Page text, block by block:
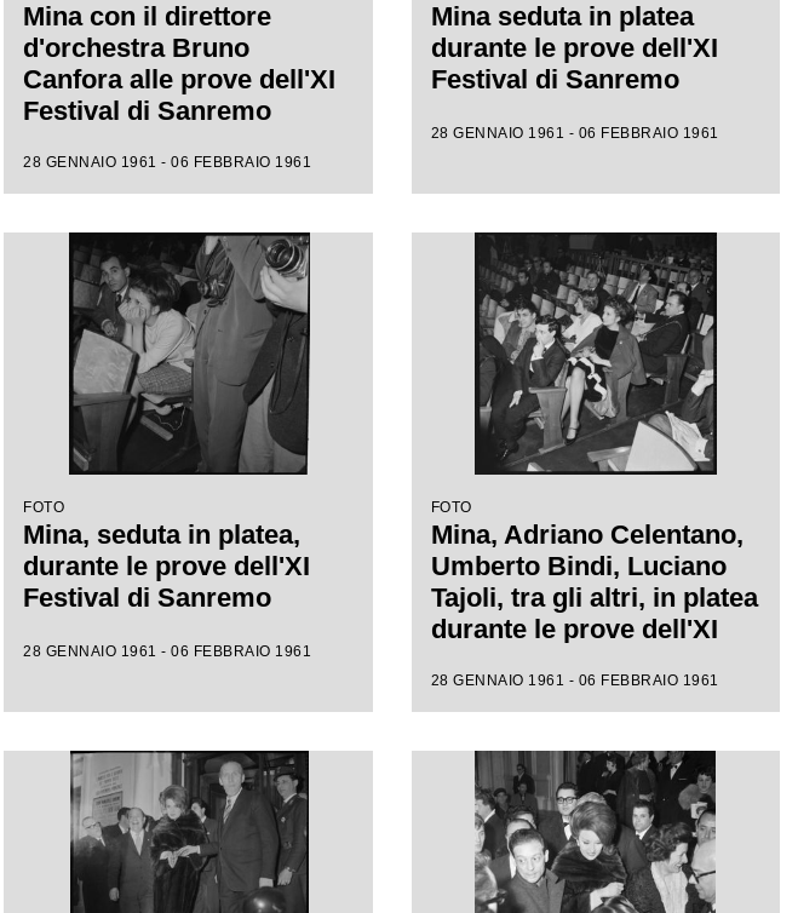
Mina con il direttore
d'orchestra Bruno
Canfora alle prove dell'XI
Festival di Sanremo
28 GENNAIO 1961 - 06 FEBBRAIO 1961
Mina seduta in platea
durante le prove dell'XI
Festival di Sanremo
28 GENNAIO 1961 - 06 FEBBRAIO 1961
FOTO
Mina, seduta in platea,
durante le prove dell'XI
Festival di Sanremo
28 GENNAIO 1961 - 06 FEBBRAIO 1961
FOTO
Mina, Adriano Celentano,
Umberto Bindi, Luciano
Tajoli, tra gli altri, in platea
durante le prove dell'XI
28 GENNAIO 1961 - 06 FEBBRAIO 1961